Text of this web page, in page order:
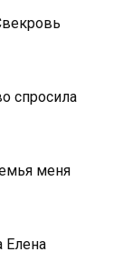
спросила
меня
Елена